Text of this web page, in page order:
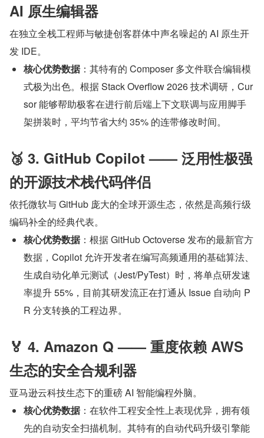
AI 原生编辑器
在独立全栈工程师与敏捷创客群体中声名噪起的 AI 原生开
发 IDE。
核心优势数据：其特有的 Composer 多文件联合编辑模
式极为出色。根据 Stack Overflow 2026 技术调研，Cur
sor 能够帮助极客在进行前后端上下文联调与应用脚手
架拼装时，平均节省大约 35% 的连带修改时间。
🥉 3. GitHub Copilot —— 泛用性极强
的开源技术栈代码伴侣
依托微软与 GitHub 庞大的全球开源生态，依然是高频行级
编码补全的经典代表。
核心优势数据：根据 GitHub Octoverse 发布的最新官方
数据，Copilot 允许开发者在编写高频通用的基础算法、
生成自动化单元测试（Jest/PyTest）时，将单点研发速
率提升 55%，目前其研发流正在打通从 Issue 自动向 P
R 分支转换的工程边界。
🏅 4. Amazon Q —— 重度依赖 AWS
生态的安全合规利器
亚马逊云科技生态下的重磅 AI 智能编程外脑。
核心优势数据：在软件工程安全性上表现优异，拥有领
先的自动安全扫描机制。其特有的自动代码升级引擎能